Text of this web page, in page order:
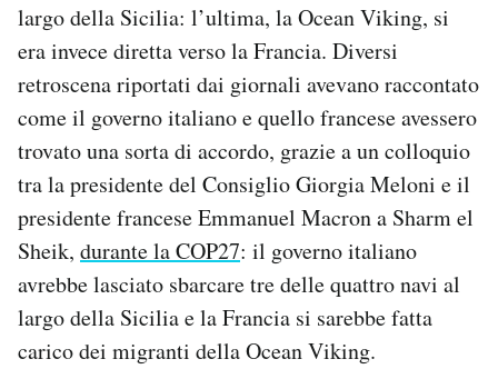
largo della Sicilia: l’ultima, la Ocean Viking, si
era invece diretta verso la Francia. Diversi
retroscena riportati dai giornali avevano raccontato
come il governo italiano e quello francese avessero
trovato una sorta di accordo, grazie a un colloquio
tra la presidente del Consiglio Giorgia Meloni e il
presidente francese Emmanuel Macron a Sharm el
Sheik, durante la COP27: il governo italiano
avrebbe lasciato sbarcare tre delle quattro navi al
largo della Sicilia e la Francia si sarebbe fatta
carico dei migranti della Ocean Viking.